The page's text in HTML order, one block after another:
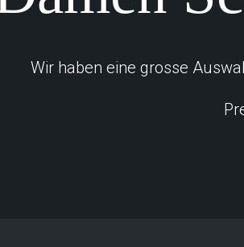
Wir haben eine grosse